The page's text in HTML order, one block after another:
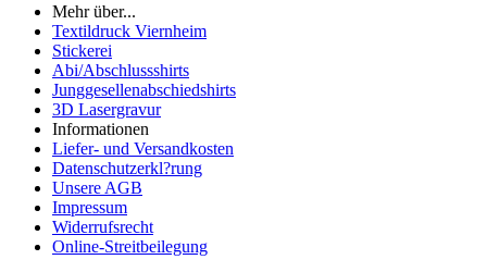
Mehr über...
Textildruck Viernheim
Stickerei
Abi/Abschlussshirts
Junggesellenabschiedshirts
3D Lasergravur
Informationen
Liefer- und Versandkosten
Datenschutzerkl?rung
Unsere AGB
Impressum
Widerrufsrecht
Online-Streitbeilegung